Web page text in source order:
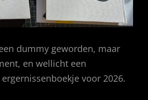
dummy geworden, maar
en wellicht een
voor 2026.